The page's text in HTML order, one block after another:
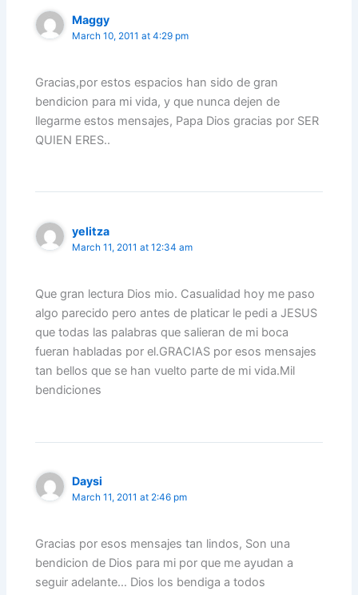
Maggy
March 10, 2011 at 4:29 pm
Gracias,por estos espacios han sido de gran
bendicion para mi vida, y que nunca dejen de
llegarme estos mensajes, Papa Dios gracias por SER
QUIEN ERES..
yelitza
March 11, 2011 at 12:34 am
Que gran lectura Dios mio. Casualidad hoy me paso
algo parecido pero antes de platicar le pedi a JESUS
que todas las palabras que salieran de mi boca
fueran habladas por el.GRACIAS por esos mensajes
tan bellos que se han vuelto parte de mi vida.Mil
bendiciones
Daysi
March 11, 2011 at 2:46 pm
Gracias por esos mensajes tan lindos, Son una
bendicion de Dios para mi por que me ayudan a
seguir adelante… Dios los bendiga a todos